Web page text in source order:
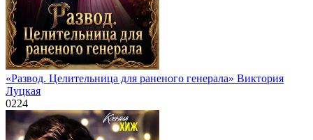
«Развод. Целительница для раненого генерала» Виктория
Луцкая
0224